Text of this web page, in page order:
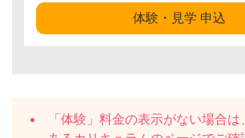
体験・見学 申込
「体験」料金の表示がない場合は